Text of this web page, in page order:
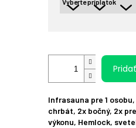
Infrasauna pre 1
chrbát, 2x bočný, 2x
výkonu, Hemlock,